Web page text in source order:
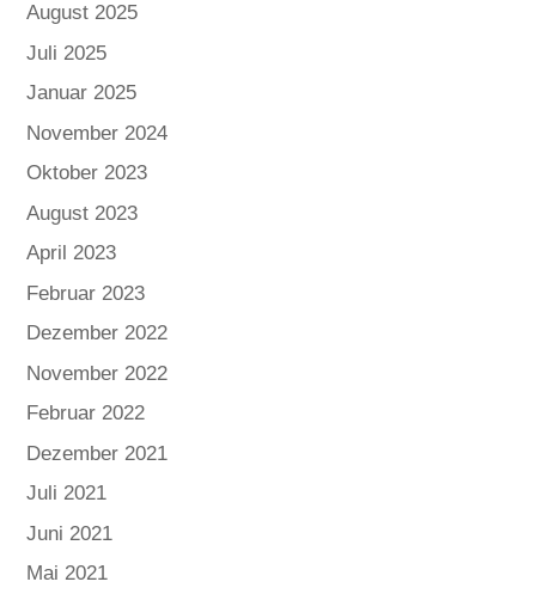
August 2025
Juli 2025
Januar 2025
November 2024
Oktober 2023
August 2023
April 2023
Februar 2023
Dezember 2022
November 2022
Februar 2022
Dezember 2021
Juli 2021
Juni 2021
Mai 2021